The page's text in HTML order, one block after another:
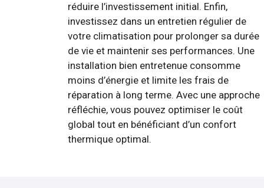
réduire l’investissement initial. Enfin,
investissez dans un entretien régulier de
votre climatisation pour prolonger sa durée
de vie et maintenir ses performances. Une
installation bien entretenue consomme
moins d’énergie et limite les frais de
réparation à long terme. Avec une approche
réfléchie, vous pouvez optimiser le coût
global tout en bénéficiant d’un confort
thermique optimal.